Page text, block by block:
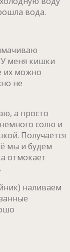
вода.
меня кишки
их можно
не
а просто
солю и
Получается
мы и будем
отмокает
наливаем